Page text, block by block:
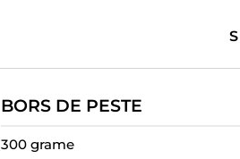
BORS DE PESTE
300 grame